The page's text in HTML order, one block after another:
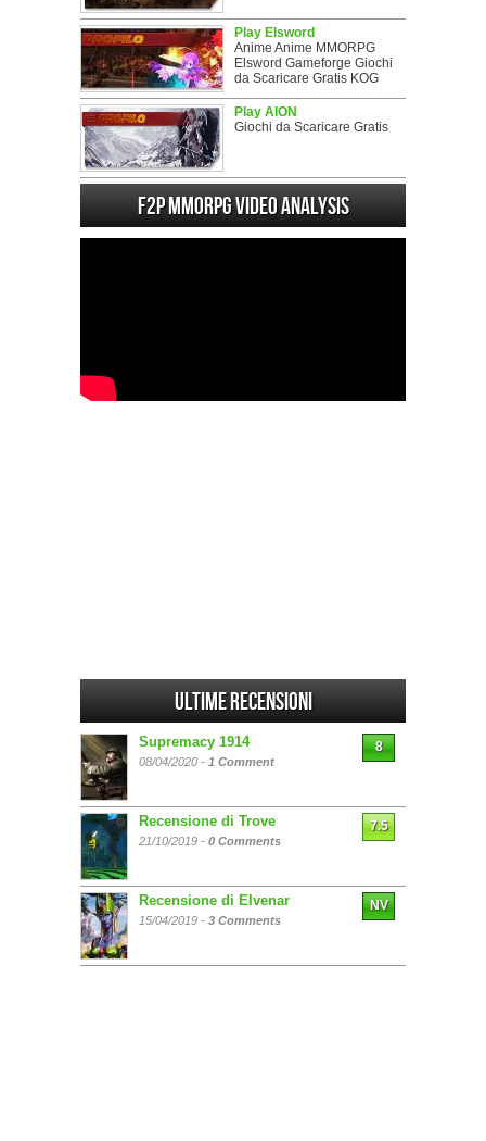
Play Elsword
Anime Anime MMORPG
Elsword Gameforge Giochi
da Scaricare Gratis KOG
Play AION
Giochi da Scaricare Gratis
F2P MMORPG Video analysis
Ultime Recensioni
Supremacy 1914
08/04/2020 - 1 Comment
8
Recensione di Trove
21/10/2019 - 0 Comments
7.5
Recensione di Elvenar
15/04/2019 - 3 Comments
NV